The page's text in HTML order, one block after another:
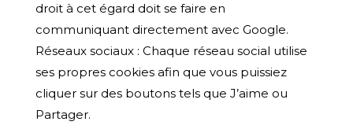
droit à cet égard doit se faire en
communiquant directement avec Google.
Réseaux sociaux : Chaque réseau social utilise
ses propres cookies afin que vous puissiez
cliquer sur des boutons tels que J’aime ou
Partager.